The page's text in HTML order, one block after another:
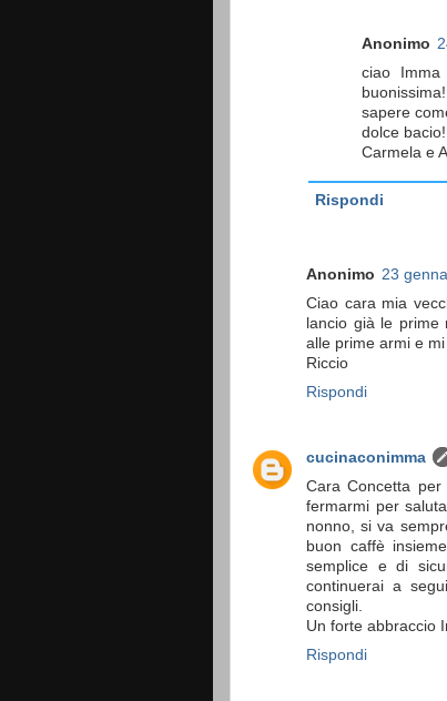
Anonimo
ciao
sapere
dolce
Carmela e
Rispondi
Anonimo 23
Ciao cara mia
lancio già le prime
alle prime armi e
Riccio
Rispondi
cucinaconimma
Cara Concetta
fermarmi per
nonno, si va
buon caffè
semplice e di
continuerai a
consigli.
Un forte abbraccio
Rispondi